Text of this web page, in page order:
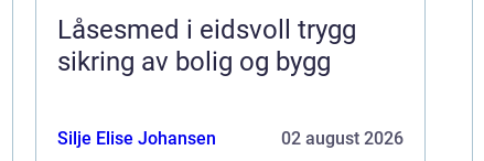
Låsesmed i eidsvoll trygg
sikring av bolig og bygg
Silje Elise Johansen 02 august 2026